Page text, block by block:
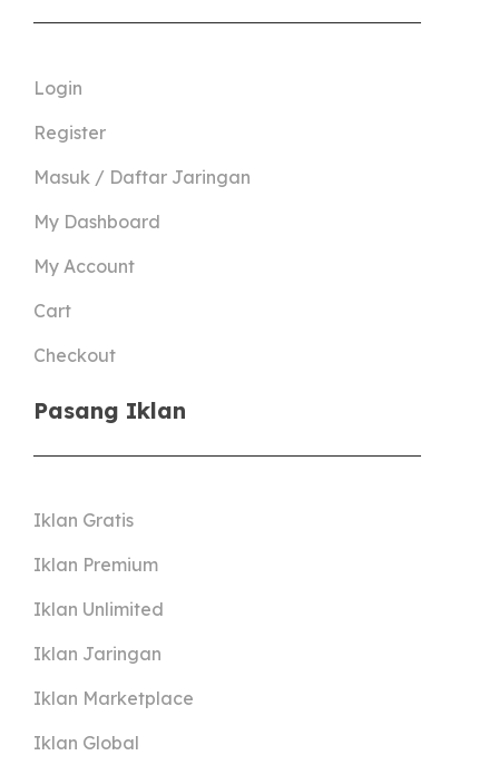
Login
Register
Masuk / Daftar Jaringan
My Dashboard
My Account
Cart
Checkout
Pasang Iklan
Iklan Gratis
Iklan Premium
Iklan Unlimited
Iklan Jaringan
Iklan Marketplace
Iklan Global